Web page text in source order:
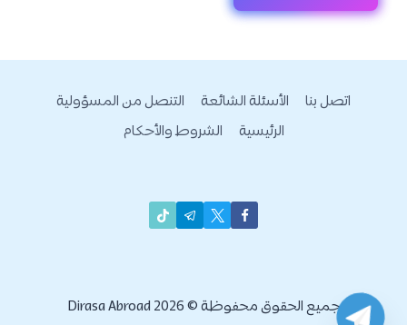
اتصل بنا الأسئلة الشائعة
التنصل من المسؤولية
الرئيسية
الشروط والأحكام
جميع الحقوق محفوظة © 2026 Dirasa Abroad